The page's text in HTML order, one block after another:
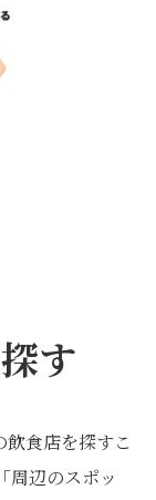
す
食店を探すこ
周辺のスポッ